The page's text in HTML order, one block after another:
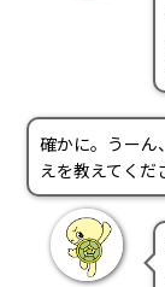
確かに。うーん
えを教えてくだ